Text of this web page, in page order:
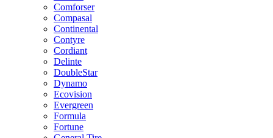
Comforser
Compasal
Continental
Contyre
Cordiant
Delinte
DoubleStar
Dynamo
Ecovision
Evergreen
Formula
Fortune